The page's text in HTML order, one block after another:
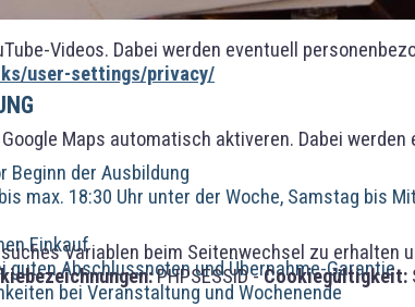
Videos. Dabei werden eventuell
user-settings/privacy/
Maps automatisch aktiveren. Dabei
Variablen beim Seitenwechsel zu erhalten
PHPSESSID -Cookiegültigkeit:
der Ausbildung
max. 18:30 Uhr unter der Woche, Samstag bis
Einkauf
guten Abschlussnoten und Übernahme-Garantie
bei Veranstaltung und Wochenende